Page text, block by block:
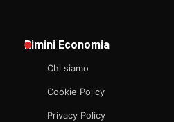
Rimini Economia
Chi siamo
Cookie Policy
Privacy Policy